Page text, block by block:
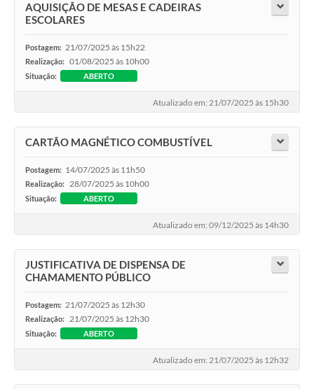
AQUISIÇÃO DE MESAS E CADEIRAS
ESCOLARES
Postagem: 21/07/2025 às 15h22
Realização: 01/08/2025 às 10h00
Situação: ABERTO
Atualizado em: 21/07/2025 às 15h30
CARTÃO MAGNÉTICO COMBUSTÍVEL
Postagem: 14/07/2025 às 11h50
Realização: 28/07/2025 às 10h00
Situação: ABERTO
Atualizado em: 09/12/2025 às 14h30
JUSTIFICATIVA DE DISPENSA DE
CHAMAMENTO PÚBLICO
Postagem: 21/07/2025 às 12h30
Realização: 21/07/2025 às 12h30
Situação: ABERTO
Atualizado em: 21/07/2025 às 12h32